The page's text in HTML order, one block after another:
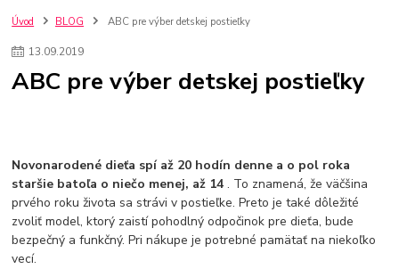
szco nakup bez dph
Smart hodinky pre deti
Plyšový macovia
Lego Star Wars
Darčeky na Vianoce 2019
L.O.L. Surprise bábiky
L.O.L. Surprise autíčka
L.O.L. Surprise zvieratká
L.O.L. Surprise hračky
L.O.L. Surprise domčeky
L.O.L. Surprise postavičky
L.O.L. Surprise zberateľské figúrky
L.O.L. OMG L.O.L. OMG Bábiky
Úvod BLOG ABC pre výber detskej postieľky
13.09.2019
ABC pre výber detskej postieľky
Novonarodené dieťa spí až 20 hodín denne a o pol roka
staršie batoľa o niečo menej, až 14. To znamená, že väčšina
prvého roku života sa strávi v postieľke. Preto je také dôležité
zvoliť model, ktorý zaistí pohodlný odpočinok pre dieťa, bude
bezpečný a funkčný. Pri nákupe je potrebné pamätať na niekoľko
vecí.